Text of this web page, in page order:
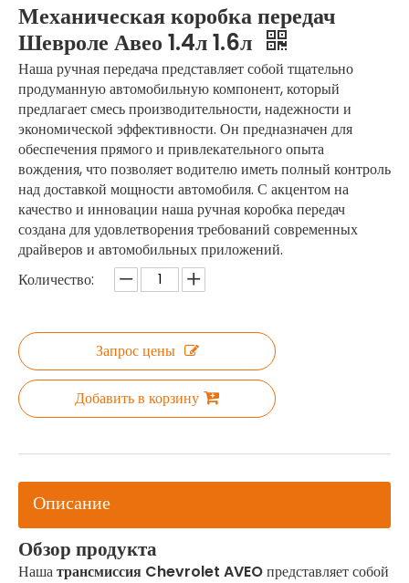
Механическая коробка передач
Шевроле Авео 1.4л 1.6л
Наша ручная передача представляет собой тщательно
продуманную автомобильную компонент, который
предлагает смесь производительности, надежности и
экономической эффективности. Он предназначен для
обеспечения прямого и привлекательного опыта
вождения, что позволяет водителю иметь полный контроль
над доставкой мощности автомобиля. С акцентом на
качество и инновации наша ручная коробка передач
создана для удовлетворения требований современных
драйверов и автомобильных приложений.
Количество:
Запрос цены
Добавить в корзину
Описание
Обзор продукта
Нашатрансмиссия Chevrolet AVEOпредставляет собой